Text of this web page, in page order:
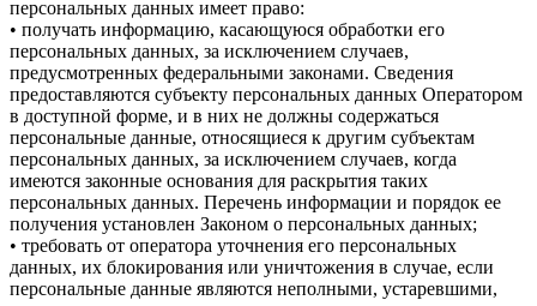
персональных данных имеет право:
• получать информацию, касающуюся обработки его
персональных данных, за исключением случаев,
предусмотренных федеральными законами. Сведения
предоставляются субъекту персональных данных Оператором
в доступной форме, и в них не должны содержаться
персональные данные, относящиеся к другим субъектам
персональных данных, за исключением случаев, когда
имеются законные основания для раскрытия таких
персональных данных. Перечень информации и порядок ее
получения установлен Законом о персональных данных;
• требовать от оператора уточнения его персональных
данных, их блокирования или уничтожения в случае, если
персональные данные являются неполными, устаревшими,